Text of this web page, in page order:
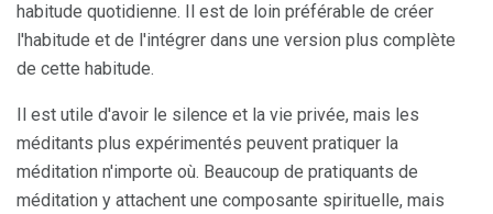
habitude quotidienne. Il est de loin préférable de créer
l'habitude et de l'intégrer dans une version plus complète
de cette habitude.
Il est utile d'avoir le silence et la vie privée, mais les
méditants plus expérimentés peuvent pratiquer la
méditation n'importe où. Beaucoup de pratiquants de
méditation y attachent une composante spirituelle, mais